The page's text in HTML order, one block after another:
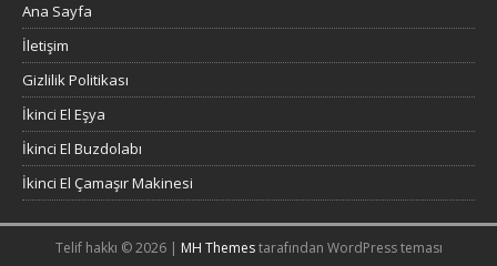
Ana Sayfa
İletişim
Gizlilik Politikası
İkinci El Eşya
İkinci El Buzdolabı
İkinci El Çamaşır Makinesi
Telif hakkı © 2026 | MH Themestarafından WordPress teması